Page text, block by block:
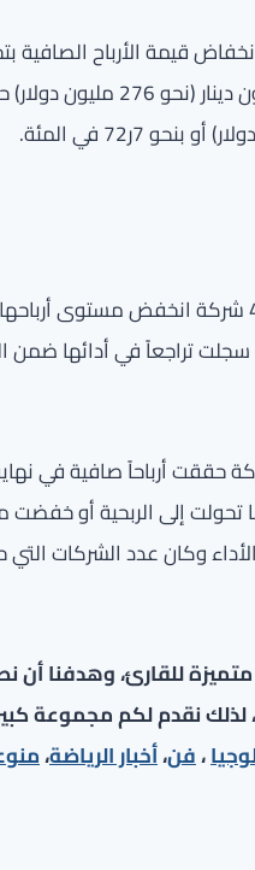
قيمة الأرباح الصافية
6ر24 مليون دينار (نحو 2ر75 مليون
أو انتقلت من الربحية إلى الخسائر، مقابل 61 شركة
إلى أن نتائج الربع الأول من العام الحالي بينت أن 58
مستوى أرباحها و16 شركة أخرى إما تحولت
الأداء وكان عدد الشركات
للقارئ، وهدفنا أن نصل
نقدم لكم مجموعة
،فن،أخبار الرياضة،